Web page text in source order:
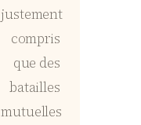
justement
compris
que des
batailles
mutuelles